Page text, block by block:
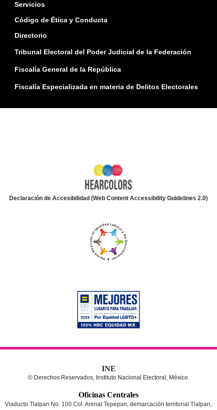
Servicios
Código de Ética y Conducta
Directorio
Tribunal Electoral del Poder Judicial de la Federación
Fiscalía General de la República
Fiscalía Especializada en materia de Delitos Electorales
Declaración de Accesibilidad (Web Content Accessibility Guidelines 2.0)
INE
© Derechos Reservados, Instituto Nacional Electoral, México.
Oficinas Centrales
Viaducto Tlalpan No. 100 Col. Arenal Tepepan, demarcación territorial Tlalpan,